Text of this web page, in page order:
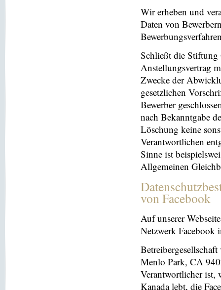
Wir erheben und
Daten von
Schließt die Stiftung
Anstellungsvertrag
Zwecke der
gesetzlichen
Bewerber
nach Bekanntgabe
Löschung keine
Verantwortlichen
Sinne ist
Allgemeinen
von Facebook
Auf unserer
Netzwerk Facebook
Menlo Park, CA
Verantwortlicher ist,
Kanada lebt, die